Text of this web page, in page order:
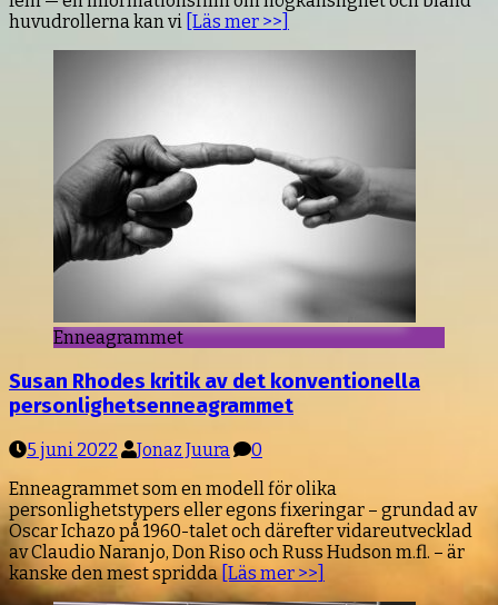
huvudrollerna kan vi [Läs mer >>]
Enneagrammet
Susan Rhodes kritik av det konventionella
personlighetsenneagrammet
5 juni 2022 Jonaz Juura
0
Enneagrammet som en modell för olika
personlighetstypers eller egons fixeringar – grundad av
Oscar Ichazo på 1960-talet och därefter vidareutvecklad
av Claudio Naranjo, Don Riso och Russ Hudson m.fl. – är
kanske den mest spridda [Läs mer >>]